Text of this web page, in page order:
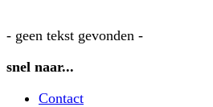
- geen tekst gevonden -
snel naar...
Contact